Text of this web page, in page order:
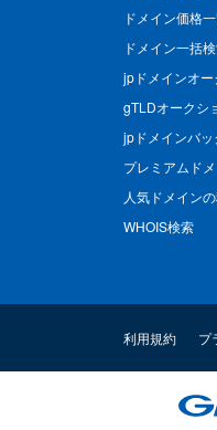
ドメイン価格
ドメイン一括
jpドメインオー
gTLDオークシ
jpドメインバ
プレミアムド
人気ドメイン
WHOIS検索
利用規約 プ